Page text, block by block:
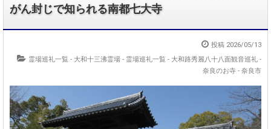
がん封じで知られる南都七大寺
投稿 2026/05/13
霊場巡礼一覧 - 大和十三沸霊場 - 霊場巡礼一覧 - 大和路秀麗八十八面観音巡礼 -
奈良のお寺 - 奈良市